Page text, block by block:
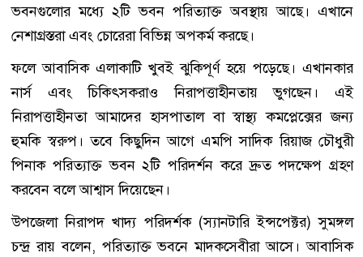
ভবনগুলোর মধ্যে ২টি ভবন পরিত্যাক্ত অবস্থায় আছে। এখানে
নেশাগ্রস্তরা এবং চোরেরা বিভিন্ন অপকর্ম করছে।
ফলে আবাসিক এলাকাটি খুবই ঝুকিপূর্ণ হয়ে পড়েছে। এখানকার
নার্স এবং চিকিৎসকরাও নিরাপত্তাহীনতায় ভুগছেন। এই
নিরাপত্তাহীনতা আমাদের হাসপাতাল বা স্বাস্থ্য কমপ্লেক্সের জন্য
হুমকি স্বরুপ। তবে কিছুদিন আগে এমপি সাদিক রিয়াজ চৌধুরী
পিনাক পরিত্যাক্ত ভবন ২টি পরিদর্শন করে দ্রুত পদক্ষেপ গ্রহণ
করবেন বলে আশ্বাস দিয়েছেন।
উপজেলা নিরাপদ খাদ্য পরিদর্শক (স্যানটারি ইন্সপেক্টর) সুমঙ্গল
চন্দ্র রায় বলেন, পরিত্যাক্ত ভবনে মাদকসেবীরা আসে। আবাসিক